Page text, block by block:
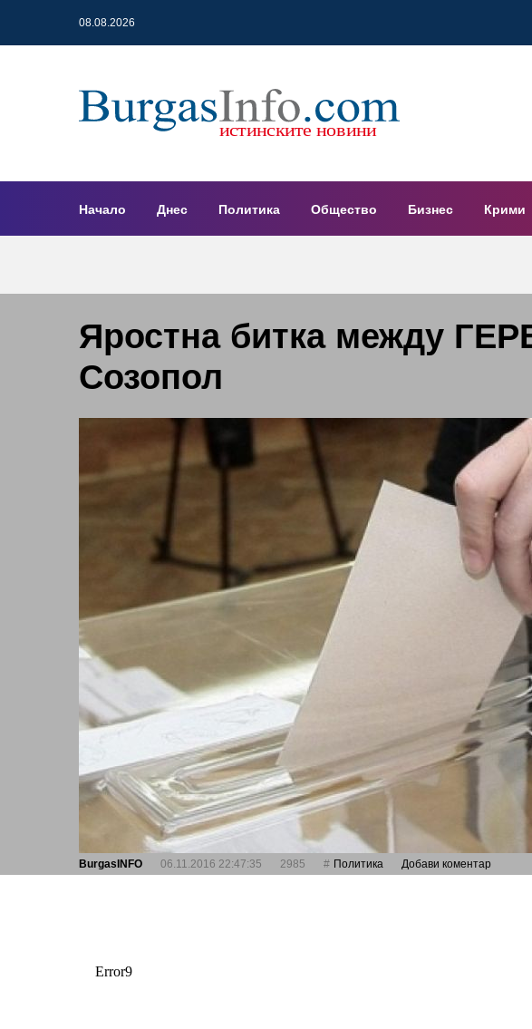
08.08.2026
Начало Днес Политика Общество Бизнес Крими
Яростна битка между
Созопол
BurgasINFO 06.11.2016 22:47:35 2985 Политика Добави коментар